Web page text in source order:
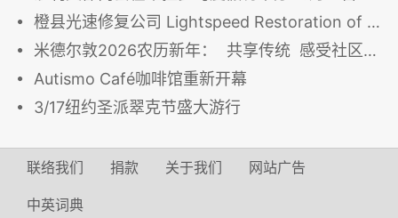
橙县光速修复公司 Lightspeed Restoration of Orange County： 修复的不只是房子，更是安心
米德尔敦2026农历新年： 共享传统 感受社区活力
Autismo Café咖啡馆重新开幕
3/17纽约圣派翠克节盛大游行
联络我们 捐款 关于我们 网站广告
中英词典